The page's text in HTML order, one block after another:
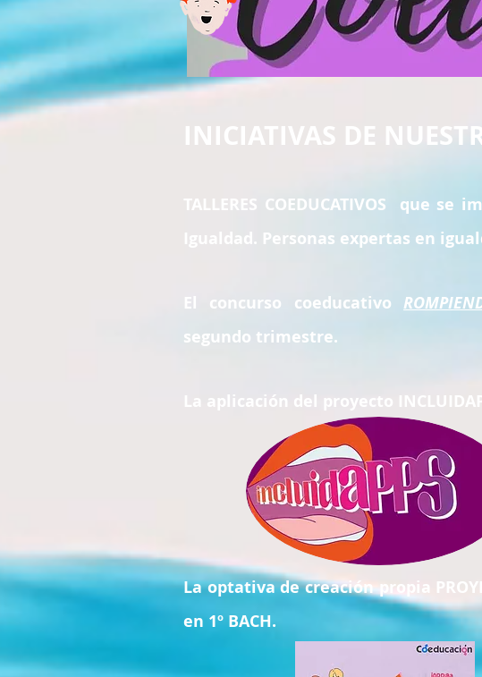
INICIATIVAS DE
TALLERES COEDUCATIVOS que
Igualdad. Personas expertas en
El concurso coeducativo
segundo trimestre.
La aplicación del proyecto
La optativa de creación propia
en 1º BACH.